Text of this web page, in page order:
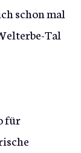
schon mal
Tal
für